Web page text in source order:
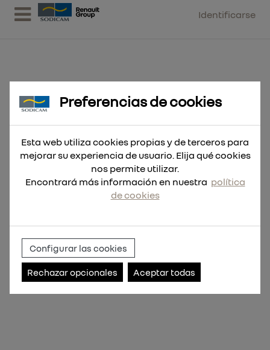
Identificarse
Fresa HSS - 16x50mm
Preferencias de cookies
Esta web utiliza cookies propias y de terceros para
mejorar su experiencia de usuario. Elija qué cookies
nos permite utilizar.
Encontrará más información en nuestra política
de cookies
Configurar las cookies
Rechazar opcionales Aceptar todas